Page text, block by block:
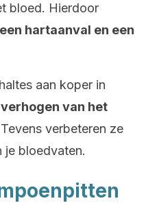
bloed. Hierdoor
hartaanval en een
aan koper in
verhogen van het
Tevens verbeteren ze
je bloedvaten.